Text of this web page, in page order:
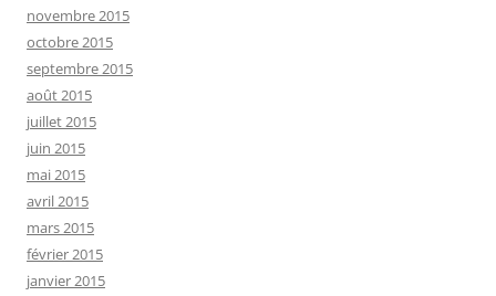
novembre 2015
octobre 2015
septembre 2015
août 2015
juillet 2015
juin 2015
mai 2015
avril 2015
mars 2015
février 2015
janvier 2015